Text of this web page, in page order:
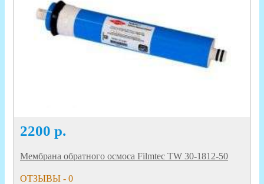
2200 р.
Мембрана обратного осмоса Filmtec TW 30-1812-50
ОТЗЫВЫ - 0